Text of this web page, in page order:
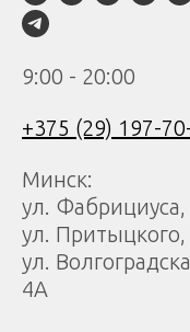
9:00 - 20:00
+375 (29) 197-
Минск:
ул. Фабрициуса,
ул. Притыцкого,
ул.
4А